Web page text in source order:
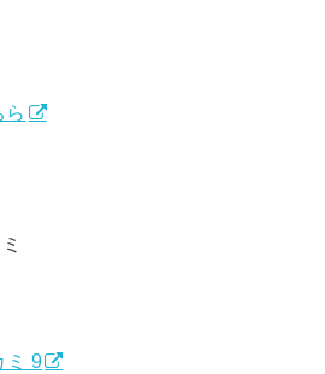
ら
ミ 9